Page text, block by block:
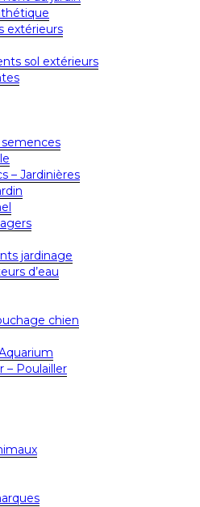
extérieurs
sol extérieurs
semences
– Jardinières
jardinage
d’eau
chien
– Poulailler